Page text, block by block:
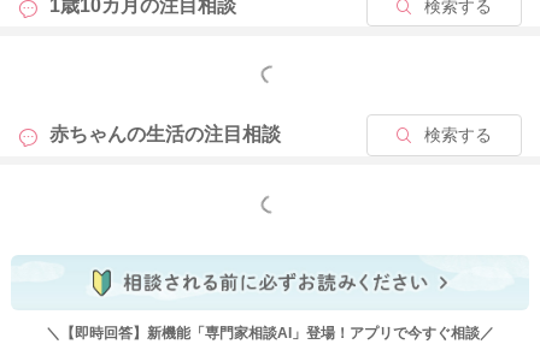
1歳10カ月の注目相談 検索する
もっと見る
赤ちゃんの生活の注目相談 検索する
もっと見る
＼【即時回答】新機能「専門家相談AI」登場！アプリで今すぐ相談／